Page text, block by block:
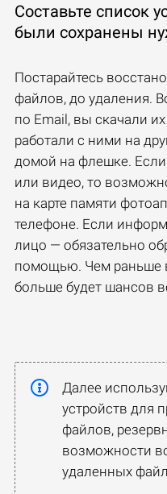
Составьте список
были сохранены
Постарайтесь
файлов, до удаления.
по Email, вы скачали
работали с ними на
домой на флешке.
или видео, то
на карте памяти
телефоне. Если
лицо — обязательно
помощью. Чем раньше
больше будет шансов
Далее
устройств для
файлов,
возможности
удаленных